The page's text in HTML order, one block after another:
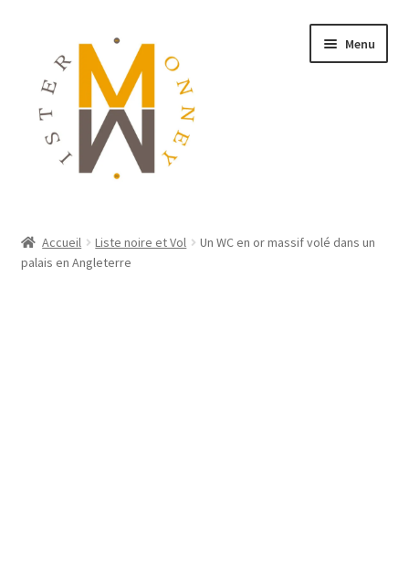
Menu
MONNAIES
Accueil Liste noire et Vol
Un WC en or massif volé dans un
palais en Angleterre